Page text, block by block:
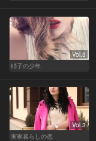
Vol.3
硝子の少年
Vol.3
実家暮らしの恋